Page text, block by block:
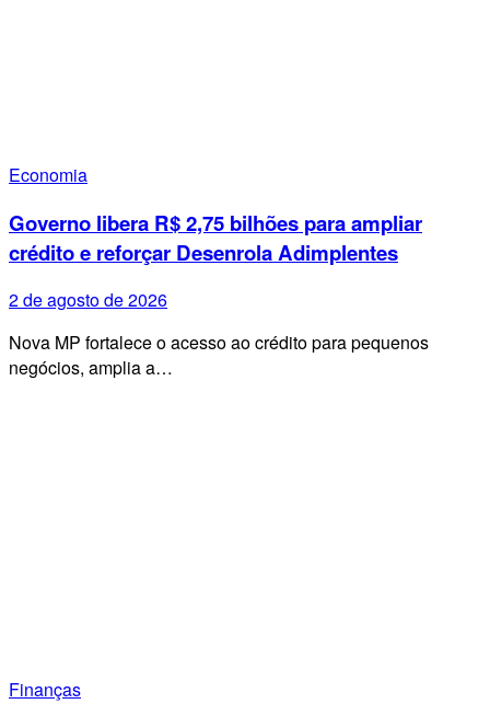
Economia
Governo libera R$ 2,75 bilhões para ampliar
crédito e reforçar Desenrola Adimplentes
2 de agosto de 2026
Nova MP fortalece o acesso ao crédito para pequenos
negócios, amplia a…
Finanças